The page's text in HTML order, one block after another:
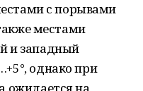
с порывами
местами
и западный
однако при